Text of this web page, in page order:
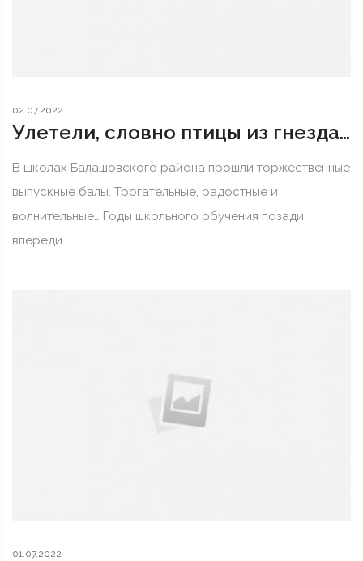
02.07.2022
Улетели, словно птицы из гнезда…
В школах Балашовского района прошли торжественные
выпускные балы. Трогательные, радостные и
волнительные… Годы школьного обучения позади,
впереди ...
01.07.2022